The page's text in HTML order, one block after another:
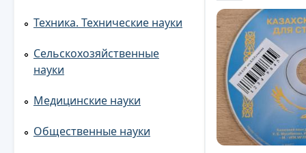
Техника. Технические науки
Сельскохозяйственные
науки
Медицинские науки
Общественные науки